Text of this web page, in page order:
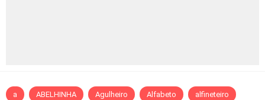
a ABELHINHA Agulheiro Alfabeto alfineteiro